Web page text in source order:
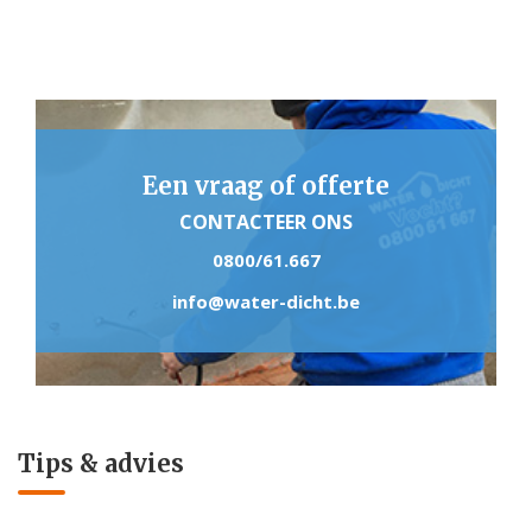
Een vraag of offerte
CONTACTEER ONS
0800/61.667
info@water-dicht.be
Tips & advies